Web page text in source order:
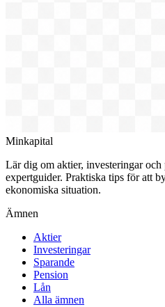
Minkapital
Lär dig om aktier, investeringar
expertguider. Praktiska tips för att
ekonomiska situation.
Ämnen
Aktier
Investeringar
Sparande
Pension
Lån
Alla ämnen